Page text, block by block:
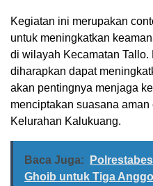
Kegiatan ini merupakan
untuk meningkatkan
di wilayah Kecamatan
diharapkan dapat
akan pentingnya menjaga
menciptakan suasana
Kelurahan Kalukuang.
Baca Juga:
Ghoib untuk Tiga